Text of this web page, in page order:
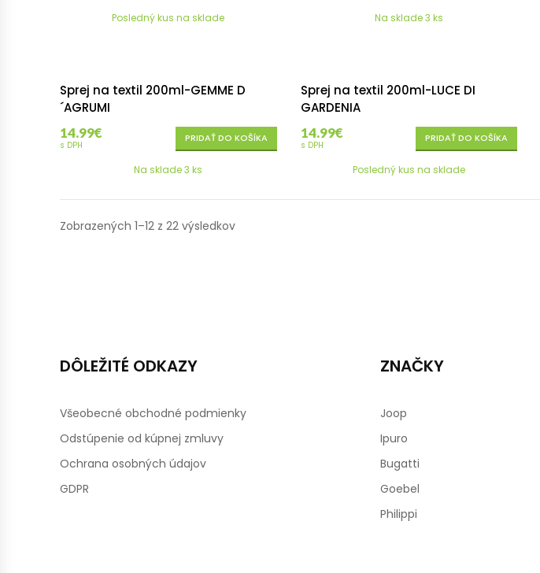
Posledný kus na sklade Na sklade 3 ks
Sprej na textil 200ml-GEMME D
´AGRUMI
14.99€
s DPH
PRIDAŤ DO KOŠÍKA
Na sklade 3 ks
Sprej na textil 200ml-LUCE DI
GARDENIA
14.99€
s DPH
PRIDAŤ DO KOŠÍKA
Posledný kus na sklade
Zobrazených 1–12 z 22 výsledkov
DÔLEŽITÉ ODKAZY
Všeobecné obchodné podmienky
Odstúpenie od kúpnej zmluvy
Ochrana osobných údajov
GDPR
ZNAČKY
Joop
Ipuro
Bugatti
Goebel
Philippi